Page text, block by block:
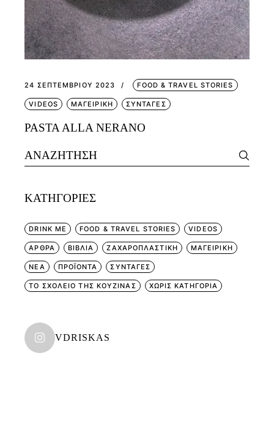
24 ΣΕΠΤΕΜΒΡΊΟΥ 2023 FOOD & TRAVEL STORIES
VIDEOS ΜΑΓΕΙΡΙΚΗ ΣΥΝΤΑΓΕΣ
PASTA ALLA NERANO
Search
for:
KΑΤΗΓΟΡΊΕΣ
DRINK ME FOOD & TRAVEL STORIES VIDEOS
ΑΡΘΡΑ ΒΙΒΛΙΑ ΖΑΧΑΡΟΠΛΑΣΤΙΚΗ ΜΑΓΕΙΡΙΚΗ
ΝΕΑ ΠΡΟΪΟΝΤΑ ΣΥΝΤΑΓΕΣ
ΤΟ ΣΧΟΛΕΙΟ ΤΗΣ ΚΟΥΖΙΝΑΣ ΧΩΡΊΣ ΚΑΤΗΓΟΡΊΑ
VDRISKAS